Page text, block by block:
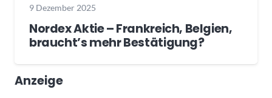
9 Dezember 2025
Nordex Aktie – Frankreich, Belgien,
braucht’s mehr Bestätigung?
Anzeige